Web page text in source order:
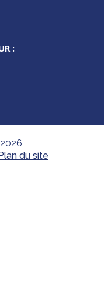
:
du site